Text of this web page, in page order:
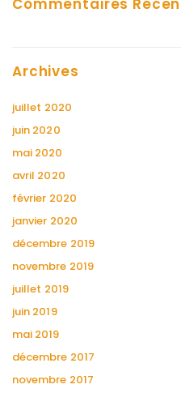
Archives
juillet 2020
juin 2020
mai 2020
avril 2020
février 2020
janvier 2020
décembre 2019
novembre 2019
juillet 2019
juin 2019
mai 2019
décembre 2017
novembre 2017